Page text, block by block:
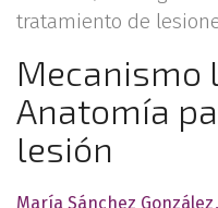
tratamiento de
Mecanismo
Anatomía
lesión
María Sánchez González